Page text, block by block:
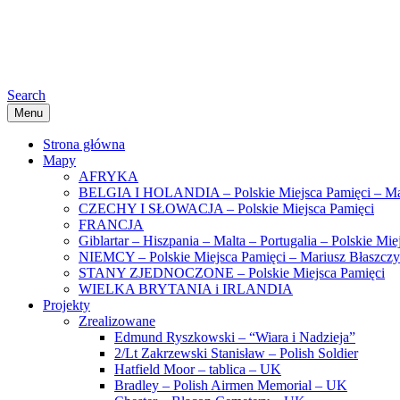
Search
Menu
Strona główna
Mapy
AFRYKA
BELGIA I HOLANDIA – Polskie Miejsca Pamięci –
CZECHY I SŁOWACJA – Polskie Miejsca Pamięci
FRANCJA
Giblartar – Hiszpania – Malta – Portugalia – Polskie
NIEMCY – Polskie Miejsca Pamięci – Mariusz
STANY ZJEDNOCZONE – Polskie Miejsca Pamięci
WIELKA BRYTANIA i IRLANDIA
Projekty
Zrealizowane
Edmund Ryszkowski – “Wiara i Nadzieja”
2/Lt Zakrzewski Stanisław – Polish Soldier
Hatfield Moor – tablica – UK
Bradley – Polish Airmen Memorial – UK